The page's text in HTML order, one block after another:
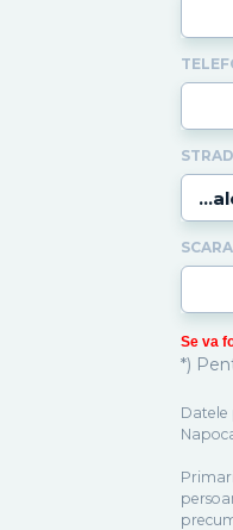
SCARA
Se va
*)
Datele